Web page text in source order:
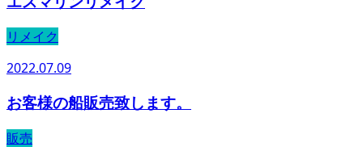
リメイク
2022.07.09
お客様の船販売致します。
販売